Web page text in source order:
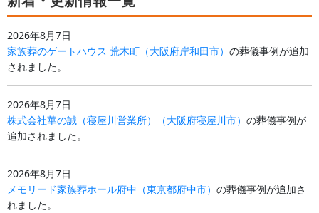
2026年8月7日
家族葬のゲートハウス 荒木町 （大阪府岸和田市） の葬儀事例が追加
されました。
2026年8月7日
株式会社華の誠（寝屋川営業所）
（大阪府寝屋川市） の葬儀事例が
追加されました。
2026年8月7日
メモリード家族葬ホール府中 （東京都府中市） の葬儀事例が追加さ
れました。